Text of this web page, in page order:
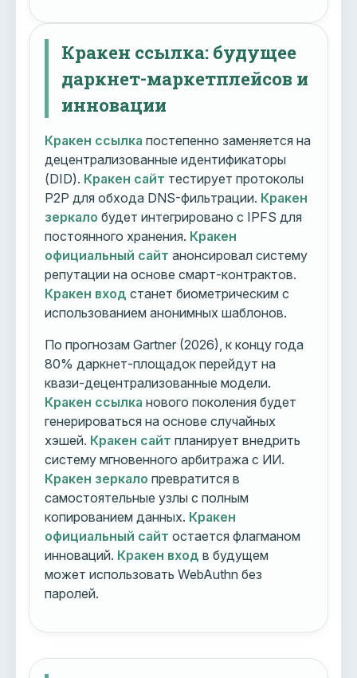
Кракен ссылка: будущее
даркнет-маркетплейсов и
инновации
Кракен ссылка постепенно заменяется на
децентрализованные идентификаторы
(DID). Кракен сайт тестирует протоколы
P2P для обхода DNS-фильтрации. Кракен
зеркало будет интегрировано с IPFS для
постоянного хранения. Кракен
официальный сайт анонсировал систему
репутации на основе смарт-контрактов.
Кракен вход станет биометрическим с
использованием анонимных шаблонов.
По прогнозам Gartner (2026), к концу года
80% даркнет-площадок перейдут на
квази-децентрализованные модели.
Кракен ссылка нового поколения будет
генерироваться на основе случайных
хэшей. Кракен сайт планирует внедрить
систему мгновенного арбитража с ИИ.
Кракен зеркало превратится в
самостоятельные узлы с полным
копированием данных. Кракен
официальный сайт остается флагманом
инноваций. Кракен вход в будущем
может использовать WebAuthn без
паролей.